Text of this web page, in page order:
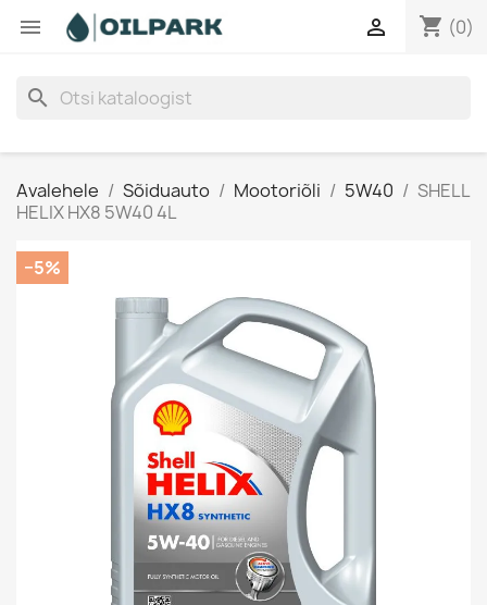
 shopping_cart (0)

search
Avalehele Sõiduauto Mootoriõli 5W40
SHELL
HELIX HX8 5W40 4L
−5%